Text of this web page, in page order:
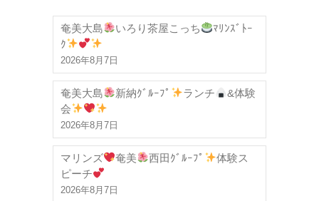
奄美大島 いろり茶屋こっち
ﾏﾘﾝｽﾞﾄｰ
ｸ
2026年8月7日
奄美大島 新納ｸﾞﾙｰﾌﾟ ランチ
&体験
会
2026年8月7日
マリンズ 奄美 西田ｸﾞﾙｰﾌﾟ
体験ス
ピーチ
2026年8月7日